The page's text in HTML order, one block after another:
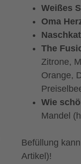
Weißes
Oma
The
Zitrone,
Orange,
Wie
Mandel
Befüllung
Artikel)!